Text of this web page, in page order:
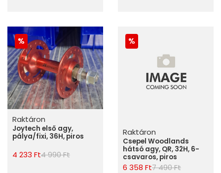
Raktáron
Joytech első agy,
pálya/fixi, 36H, piros
4 233 Ft4 990 Ft
Raktáron
Csepel Woodlands
hátsó agy, QR, 32H, 6-
csavaros, piros
6 358 Ft7 490 Ft